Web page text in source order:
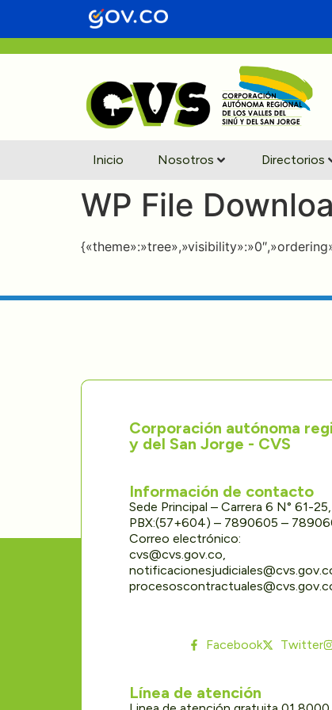
Inicio Nosotros Directorios
WP File
Corporación autónoma
y del San Jorge - CVS
Información de contacto
Sede Principal – Carrera 6 N° 61-
PBX:(57+604) – 7890605 –
Correo electrónico:
cvs@cvs.gov.co,
Facebook Twitter
Línea de atención